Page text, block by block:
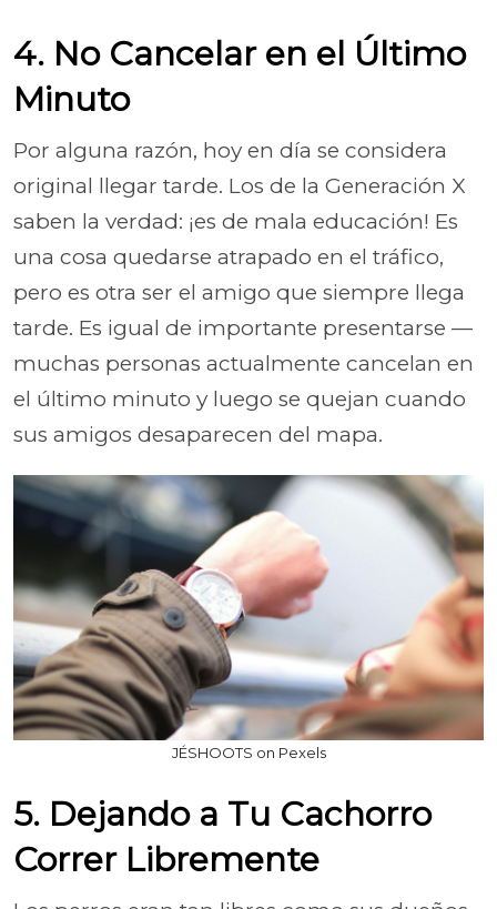
4. No Cancelar en el Último
Minuto
Por alguna razón, hoy en día se considera
original llegar tarde. Los de la Generación X
saben la verdad: ¡es de mala educación! Es
una cosa quedarse atrapado en el tráfico,
pero es otra ser el amigo que siempre llega
tarde. Es igual de importante presentarse —
muchas personas actualmente cancelan en
el último minuto y luego se quejan cuando
sus amigos desaparecen del mapa.
JÉSHOOTS on Pexels
5. Dejando a Tu Cachorro
Correr Libremente